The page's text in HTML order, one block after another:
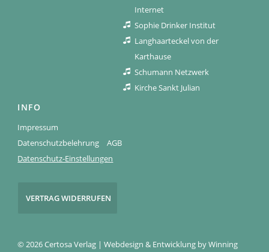
Internet
Sophie Drinker Institut
Langhaarteckel von der
Karthause
Schumann Netzwerk
Kirche Sankt Julian
INFO
Impressum
Datenschutzbelehrung
AGB
Datenschutz-Einstellungen
VERTRAG WIDERRUFEN
© 2026 Certosa Verlag | Webdesign & Entwicklung byWinning